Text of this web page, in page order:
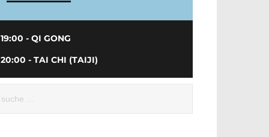
19:00 - QI GONG
20:00 - TAI CHI (TAIJI)